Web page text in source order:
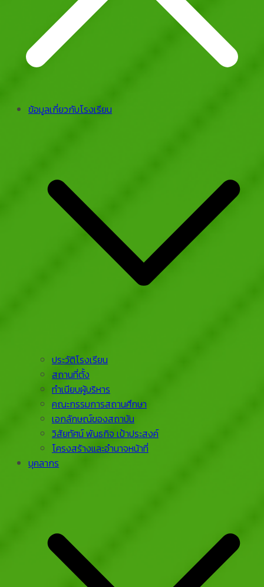
ข้อมูลเกี่ยวกับโรงเรียน
ประวัติโรงเรียน
สถานที่ตั้ง
ทำเนียบผู้บริหาร
คณะกรรมการสถานศึกษา
เอกลักษณ์ของสถาบัน
วิสัยทัศน์ พันธกิจ เป้าประสงค์
โครงสร้างและอำนาจหน้าที่
บุคลากร